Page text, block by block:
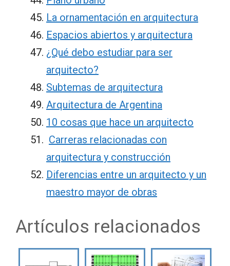
La ornamentación en arquitectura
Espacios abiertos y arquitectura
¿Qué debo estudiar para ser
arquitecto?
Subtemas de arquitectura
Arquitectura de Argentina
10 cosas que hace un arquitecto
Carreras relacionadas con
arquitectura y construcción
Diferencias entre un arquitecto y un
maestro mayor de obras
Artículos relacionados